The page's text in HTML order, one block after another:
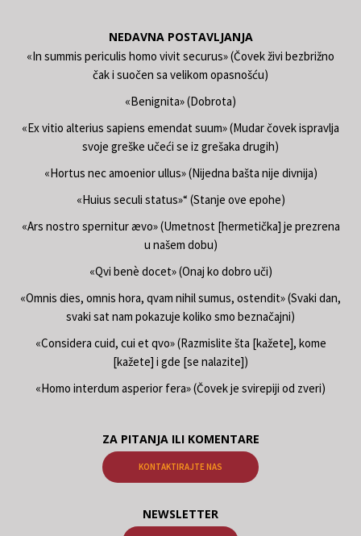
NEDAVNA POSTAVLJANJA
«In summis periculis homo vivit securus» (Čovek živi bezbrižno
čak i suočen sa velikom opasnošću)
«Benignita» (Dobrota)
«Ex vitio alterius sapiens emendat suum» (Mudar čovek ispravlja
svoje greške učeći se iz grešaka drugih)
«Hortus nec amoenior ullus» (Nijedna bašta nije divnija)
«Huius seculi status»“ (Stanje ove epohe)
«Ars nostro spernitur ævo» (Umetnost [hermetička] je prezrena
u našem dobu)
«Qvi benè docet» (Onaj ko dobro uči)
«Omnis dies, omnis hora, qvam nihil sumus, ostendit» (Svaki dan,
svaki sat nam pokazuje koliko smo beznačajni)
«Considera cuid, cui et qvo» (Razmislite šta [kažete], kome
[kažete] i gde [se nalazite])
«Homo interdum asperior fera» (Čovek je svirepiji od zveri)
ZA PITANJA ILI KOMENTARE
KONTAKTIRAJTE NAS
NEWSLETTER